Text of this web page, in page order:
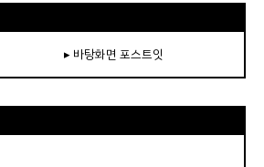
▸ 바탕화면 포스트잇